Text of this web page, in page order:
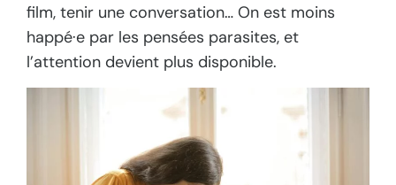
film, tenir une conversation… On est moins
happé·e par les pensées parasites, et
l’attention devient plus disponible.